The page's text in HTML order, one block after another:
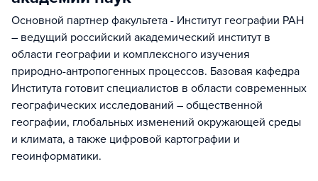
Основной партнер факультета - Институт географии РАН
– ведущий российский академический институт в
области географии и комплексного изучения
природно-антропогенных процессов. Базовая кафедра
Института готовит специалистов в области современных
географических исследований – общественной
географии, глобальных изменений окружающей среды
и климата, а также цифровой картографии и
геоинформатики.